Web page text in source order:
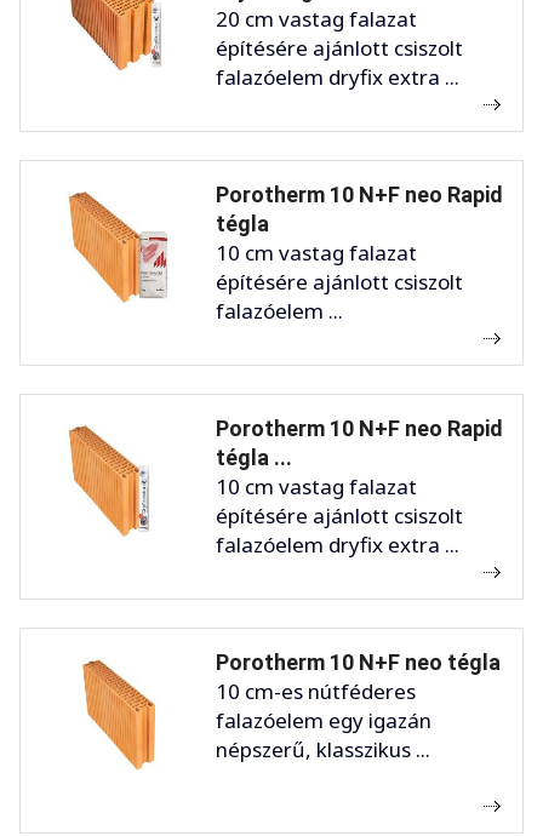
20 cm vastag falazat
építésére ajánlott csiszolt
falazóelem dryfix extra ...
Porotherm 10 N+F neo Rapid
tégla
10 cm vastag falazat
építésére ajánlott csiszolt
falazóelem ...
Porotherm 10 N+F neo Rapid
tégla ...
10 cm vastag falazat
építésére ajánlott csiszolt
falazóelem dryfix extra ...
Porotherm 10 N+F neo tégla
10 cm-es nútféderes
falazóelem egy igazán
népszerű, klasszikus ...